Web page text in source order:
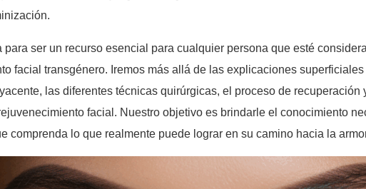
ser un recurso esencial para cualquier persona que esté
facial transgénero. Iremos más allá de las explicaciones
las diferentes técnicas quirúrgicas, el proceso de
facial. Nuestro objetivo es brindarle el conocimiento
comprenda lo que realmente puede lograr en su camino hacia la